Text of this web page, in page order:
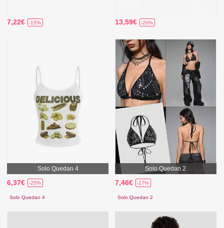
7,22€ -15% 13,59€ -20%
Solo Quedan 4
6,37€ -25%
Solo Quedan 4
Solo Quedan 2
7,46€ -17%
Solo Quedan 2